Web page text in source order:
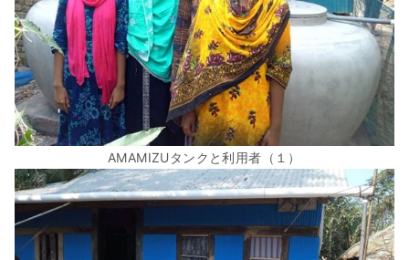
AMAMIZUタンクと利用者（１）